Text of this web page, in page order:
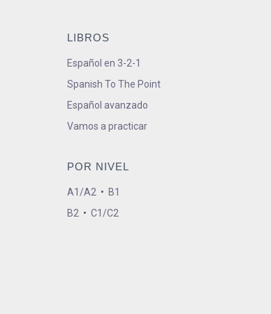
LIBROS
Español en 3-2-1
Spanish To The Point
Español avanzado
Vamos a practicar
POR NIVEL
A1/A2 • B1
B2 • C1/C2